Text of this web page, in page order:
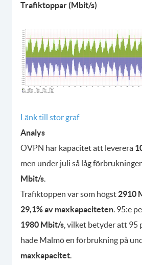
Trafiktoppar (Mbit/s)
Länk till stor graf
Analys
OVPN har kapacitet att leverera
men under juli så låg
Mbit/s.
Trafiktoppen var som högst 2910
29,1% av maxkapaciteten. 95:e
1980 Mbit/s , vilket betyder att 95
hade Malmö en förbrukning på
maxkapacitet.